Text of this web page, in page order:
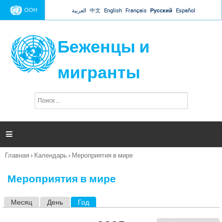
Jump to navigation
ООН العربية 中文 English Français Русский Español
Беженцы и
мигранты
п
и

Вы
Главная › Календарь › Мероприятия в мире
Мероприятия в мире
Месяц День Год